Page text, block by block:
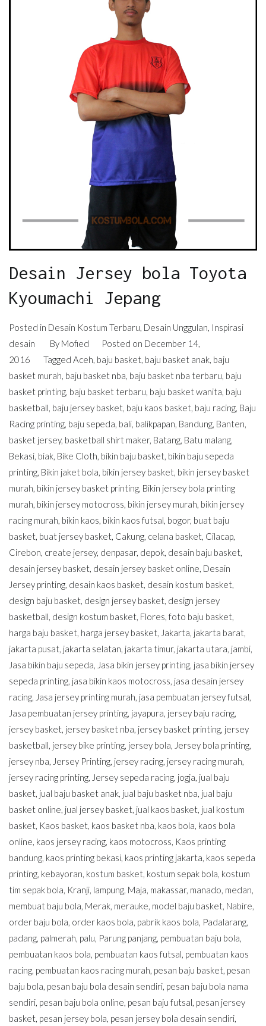
Desain Jersey bola Toyota
Kyoumachi Jepang
Posted in Desain Kostum Terbaru, Desain Unggulan, Inspirasi
desain
By Mofied Posted on December 14,
2016
Tagged Aceh, baju basket, baju basket anak, baju
basket murah, baju basket nba, baju basket nba terbaru, baju
basket printing, baju basket terbaru, baju basket wanita, baju
basketball, baju jersey basket, baju kaos basket, baju racing, Baju
Racing printing, baju sepeda, bali, balikpapan, Bandung, Banten,
basket jersey, basketball shirt maker, Batang, Batu malang,
Bekasi, biak, Bike Cloth, bikin baju basket, bikin baju sepeda
printing, Bikin jaket bola, bikin jersey basket, bikin jersey basket
murah, bikin jersey basket printing, Bikin jersey bola printing
murah, bikin jersey motocross, bikin jersey murah, bikin jersey
racing murah, bikin kaos, bikin kaos futsal, bogor, buat baju
basket, buat jersey basket, Cakung, celana basket, Cilacap,
Cirebon, create jersey, denpasar, depok, desain baju basket,
desain jersey basket, desain jersey basket online, Desain
Jersey printing, desain kaos basket, desain kostum basket,
design baju basket, design jersey basket, design jersey
basketball, design kostum basket, Flores, foto baju basket,
harga baju basket, harga jersey basket, Jakarta, jakarta barat,
jakarta pusat, jakarta selatan, jakarta timur, jakarta utara, jambi,
Jasa bikin baju sepeda, Jasa bikin jersey printing, jasa bikin jersey
sepeda printing, jasa bikin kaos motocross, jasa desain jersey
racing, Jasa jersey printing murah, jasa pembuatan jersey futsal,
Jasa pembuatan jersey printing, jayapura, jersey baju racing,
jersey basket, jersey basket nba, jersey basket printing, jersey
basketball, jersey bike printing, jersey bola, Jersey bola printing,
jersey nba, Jersey Printing, jersey racing, jersey racing murah,
jersey racing printing, Jersey sepeda racing, jogja, jual baju
basket, jual baju basket anak, jual baju basket nba, jual baju
basket online, jual jersey basket, jual kaos basket, jual kostum
basket, Kaos basket, kaos basket nba, kaos bola, kaos bola
online, kaos jersey racing, kaos motocross, Kaos printing
bandung, kaos printing bekasi, kaos printing jakarta, kaos sepeda
printing, kebayoran, kostum basket, kostum sepak bola, kostum
tim sepak bola, Kranji, lampung, Maja, makassar, manado, medan,
membuat baju bola, Merak, merauke, model baju basket, Nabire,
order baju bola, order kaos bola, pabrik kaos bola, Padalarang,
padang, palmerah, palu, Parung panjang, pembuatan baju bola,
pembuatan kaos bola, pembuatan kaos futsal, pembuatan kaos
racing, pembuatan kaos racing murah, pesan baju basket, pesan
baju bola, pesan baju bola desain sendiri, pesan baju bola nama
sendiri, pesan baju bola online, pesan baju futsal, pesan jersey
basket, pesan jersey bola, pesan jersey bola desain sendiri,